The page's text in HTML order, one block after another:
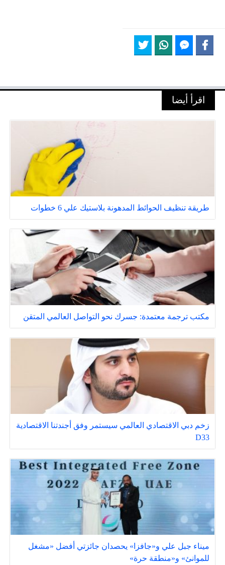
اقرأ أيضا
طريقة تنظيف الحوائط المدهونة بلاستيك علي 6 خطوات
مكتب ترجمة معتمدة: جسرك نحو التواصل العالمي المتقن
زخم دبي الاقتصادي العالمي سيستمر وفق أجندتنا الاقتصادية
D33
ميناء جبل علي و«جافزا» يحصدان جائزتي أفضل «مشغل
للموانئ» و«منطقة حرة»